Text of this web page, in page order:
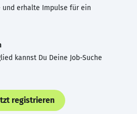
und erhalte Impulse für ein
kannst Du Deine Job-Suche
registrieren